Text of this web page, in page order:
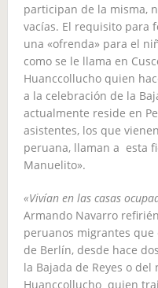
participan de la misma,
vacías. El requisito para
una «ofrenda» para el
como se le llama en
Huanccollucho quien
a la celebración de la
actualmente reside en
asistentes, los que
peruana, llaman a esta
Manuelito».
«Vivían en las casas
Armando Navarro
peruanos migrantes que
de Berlín, desde hace
la Bajada de Reyes o
Huanccollucho quien